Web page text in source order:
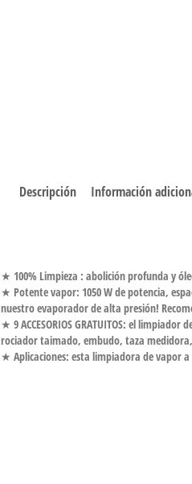
Descripción Información
★ 100% Limpieza : abolición profunda y
★ Potente vapor: 1050 W de potencia,
nuestro evaporador de alta presión!
★ 9 ACCESORIOS GRATUITOS: el
rociador taimado, embudo, taza
★ Aplicaciones: esta limpiadora de vapor